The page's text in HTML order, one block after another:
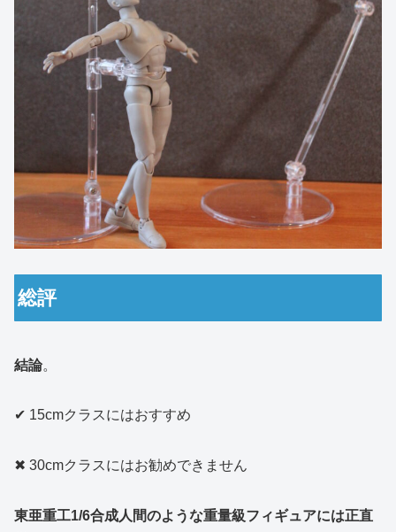
総評
結論。
✔ 15cmクラスにはおすすめ
✖ 30cmクラスにはお勧めできません
東亜重工1/6合成人間のような重量級フィギュアには正直